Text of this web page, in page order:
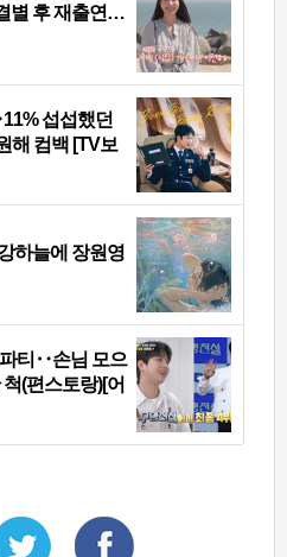
별 후 재출연…
섭섭했던
해 컴백 [TV보
하늘에 장원영
파티‥손님 모으
(편스토랑)[어